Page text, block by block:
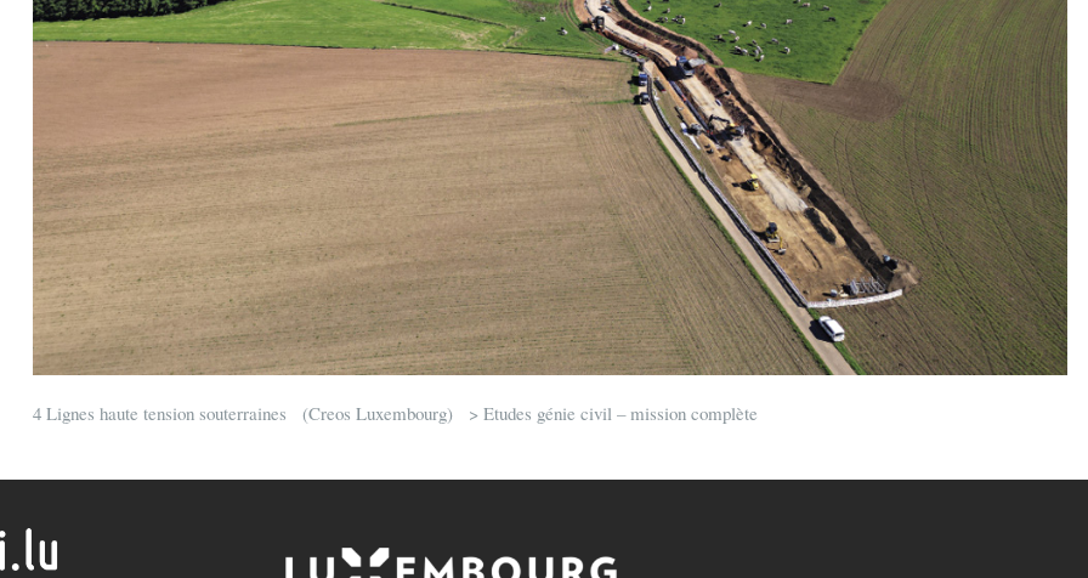
4 Lignes haute tension souterraines (Creos Luxembourg) > Etudes génie civil – mission complète